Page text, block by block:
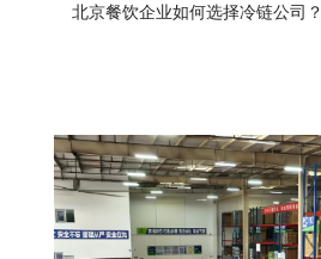
北京餐饮企业如何选择冷链公司？